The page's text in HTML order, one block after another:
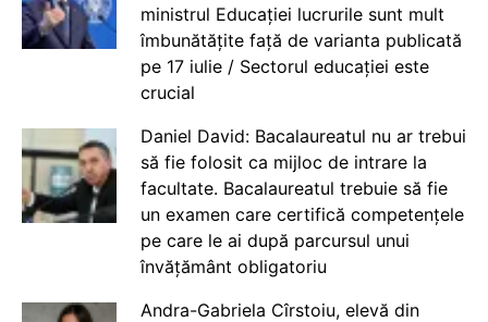
ministrul Educației lucrurile sunt mult
îmbunătățite față de varianta publicată
pe 17 iulie / Sectorul educației este
crucial
Daniel David: Bacalaureatul nu ar trebui
să fie folosit ca mijloc de intrare la
facultate. Bacalaureatul trebuie să fie
un examen care certifică competențele
pe care le ai după parcursul unui
învățământ obligatoriu
Andra-Gabriela Cîrstoiu, elevă din